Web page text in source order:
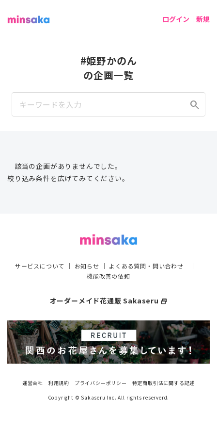
ログイン｜新規
#姫野かのん
の企画一覧
search
該当の企画がありませんでした。
絞り込み条件を広げてみてください。
サービスについて ｜ お知らせ ｜ よくある質問・問い合わせ ｜
機能改善の依頼
オーダーメイド花通販 Sakaseru select_window
運営会社 利用規約 プライバシーポリシー
特定商取引法に関する記述
Copyright © Sakaseru Inc. All rights reserverd.